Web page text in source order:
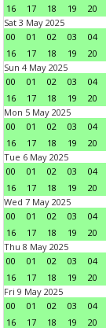
16
17 18 19 20
Sat 3 May 2025
00
01 02 03 04
16
17 18 19 20
Sun 4 May 2025
00
01 02 03 04
16
17 18 19 20
Mon 5 May 2025
00
01 02 03 04
16
17 18 19 20
Tue 6 May 2025
00
01 02 03 04
16
17 18 19 20
Wed 7 May 2025
00
01 02 03 04
16
17 18 19 20
Thu 8 May 2025
00
01 02 03 04
16
17 18 19 20
Fri 9 May 2025
00
01 02 03 04
16
17 18 19 20